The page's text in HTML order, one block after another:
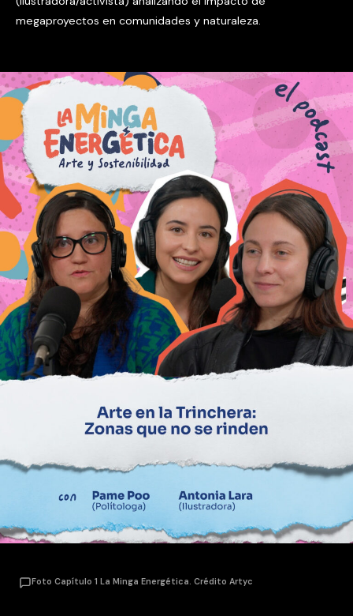
megaproyectos en comunidades y naturaleza.
Foto Capítulo 1 La Minga Energética. Crédito Artyc